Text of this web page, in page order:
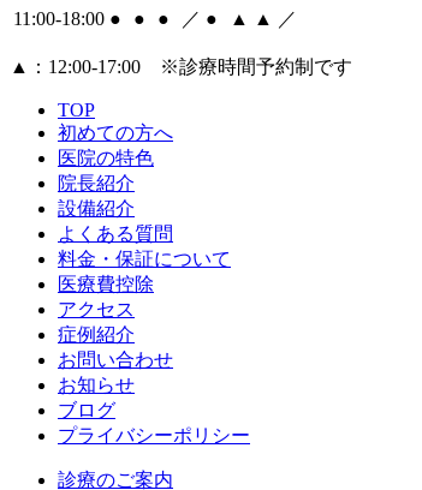
11:00-18:00 ● ● ● ／ ● ▲ ▲ ／
▲ ：12:00‐17:00 ※診療時間予約制です
TOP
初めての方へ
医院の特色
院長紹介
設備紹介
よくある質問
料金・保証について
医療費控除
アクセス
症例紹介
お問い合わせ
お知らせ
ブログ
プライバシーポリシー
診療のご案内